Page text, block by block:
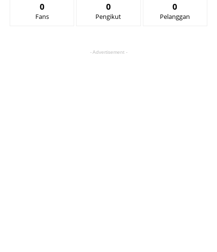
0
Fans
0
Pengikut
0
Pelanggan
- Advertisement -